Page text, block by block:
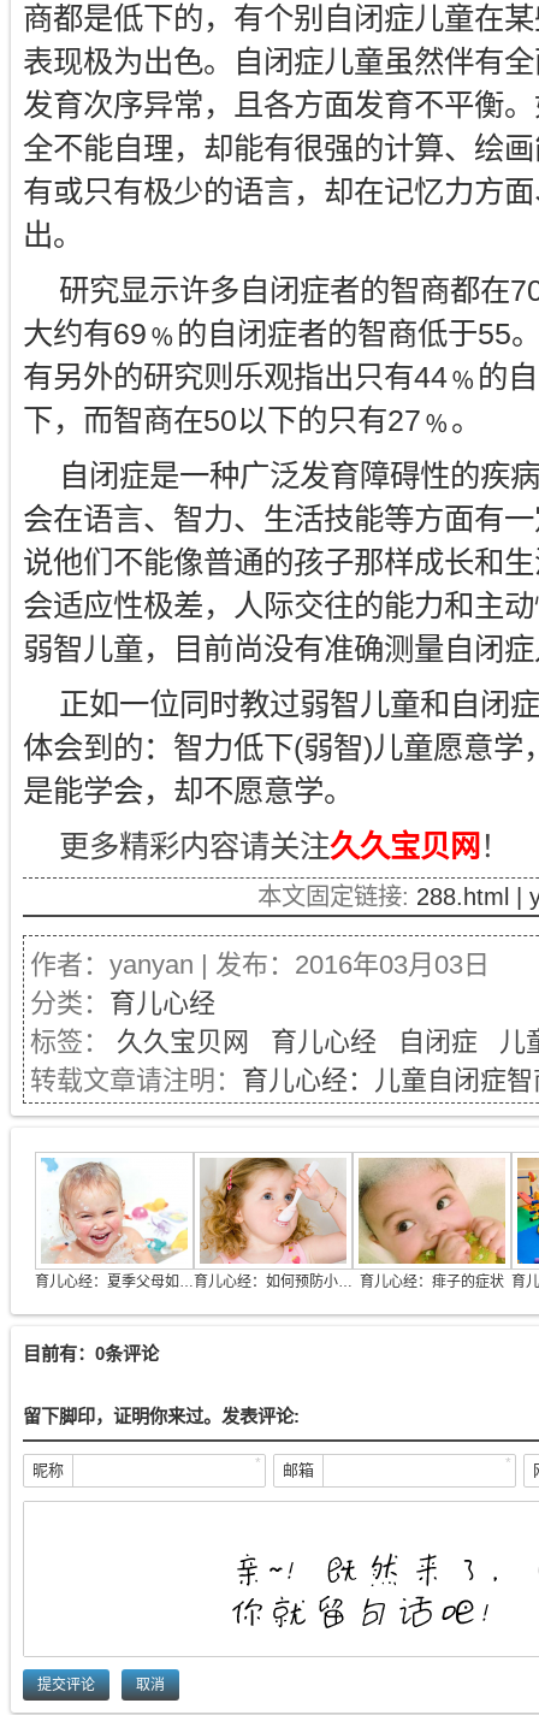
商都是低下的，有个别自闭症儿童在
表现极为出色。自闭症儿童虽然伴有
发育次序异常，且各方面发育不平衡
全不能自理，却能有很强的计算、绘
有或只有极少的语言，却在记忆力方
出。
研究显示许多自闭症者的智商都在
大约有69﹪的自闭症者的智商低于55
有另外的研究则乐观指出只有44﹪的
下，而智商在50以下的只有27﹪。
自闭症是一种广泛发育障碍性的疾
会在语言、智力、生活技能等方面有
说他们不能像普通的孩子那样成长和
会适应性极差，人际交往的能力和主
弱智儿童，目前尚没有准确测量自闭
正如一位同时教过弱智儿童和自闭
体会到的：智力低下(弱智)儿童愿意学
是能学会，却不愿意学。
更多精彩内容请关注久久宝贝网 ！
本文固定链接: 288.html |
作者：yanyan | 发布：2016年03月03日
分类： 育儿心经
标签： 久久宝贝网 育儿心经 自闭症
儿
转载文章请注明： 育儿心经：儿童自闭症
育儿心经：夏季父母如何与宝贝玩水 育儿心经：如何预防小儿消化不良 育儿心经：痱子的症状
目前有：0条评论
留下脚印，证明你来过。发表评论:
昵称 * 邮箱 *
取消